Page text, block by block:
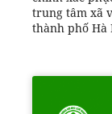
trung tâm xã
thành phố Hà